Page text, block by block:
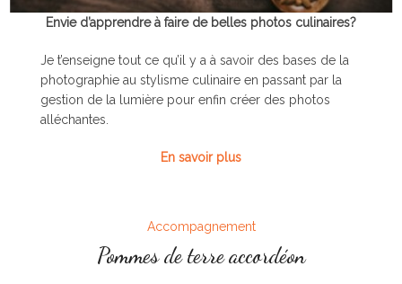
Envie d’apprendre à faire de belles photos culinaires?
Je t’enseigne tout ce qu’il y a à savoir des bases de la
photographie au stylisme culinaire en passant par la
gestion de la lumière pour enfin créer des photos
alléchantes.
En savoir plus
Accompagnement
Pommes de terre accordéon